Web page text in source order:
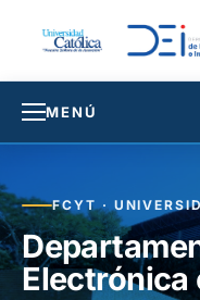
MENÚ
FCYT ·
Electrónica